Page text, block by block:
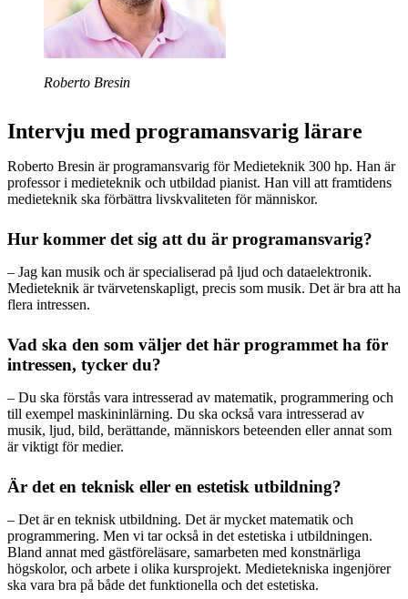
Roberto Bresin
Intervju med programansvarig lärare
Roberto Bresin är programansvarig för Medieteknik 300 hp. Han är
professor i medieteknik och utbildad pianist. Han vill att framtidens
medieteknik ska förbättra livskvaliteten för människor.
Hur kommer det sig att du är programansvarig?
– Jag kan musik och är specialiserad på ljud och dataelektronik.
Medieteknik är tvärvetenskapligt, precis som musik. Det är bra att ha
flera intressen.
Vad ska den som väljer det här programmet ha för
intressen, tycker du?
– Du ska förstås vara intresserad av matematik, programmering och
till exempel maskininlärning. Du ska också vara intresserad av
musik, ljud, bild, berättande, människors beteenden eller annat som
är viktigt för medier.
Är det en teknisk eller en estetisk utbildning?
– Det är en teknisk utbildning. Det är mycket matematik och
programmering. Men vi tar också in det estetiska i utbildningen.
Bland annat med gästföreläsare, samarbeten med konstnärliga
högskolor, och arbete i olika kursprojekt. Medietekniska ingenjörer
ska vara bra på både det funktionella och det estetiska.